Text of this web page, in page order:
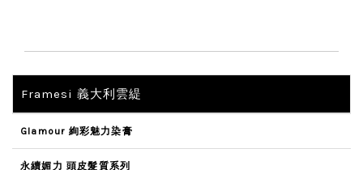
Framesi 義大利雲緹
Glamour 絢彩魅力染膏
永續媚力 頭皮髮質系列